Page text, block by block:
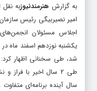
به گزارش هنرمندنیوزبه نقل
امیر نصیربیگی رئیس
اجلاس مسئولان
یکشنبه نوزدهم اسفند ماه
شد، طی سخنانی اظهار کرد:
طی ۲ سال اخیر با
سال آینده برنامه‌ای